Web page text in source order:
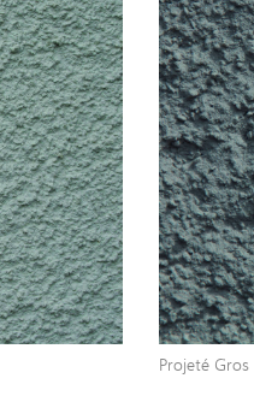
Projeté Gros